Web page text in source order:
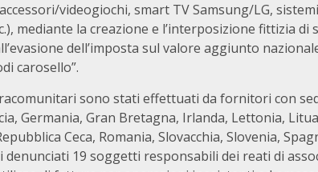
videogiochi, smart TV Samsung/LG,
mediante la creazione e l’interposizione fittizia
dell’imposta sul valore aggiunto
carosello”.
sono stati effettuati da fornitori con
Germania, Gran Bretagna, Irlanda, Lettonia,
Ceca, Romania, Slovacchia, Slovenia,
denunciati 19 soggetti responsabili dei reati di